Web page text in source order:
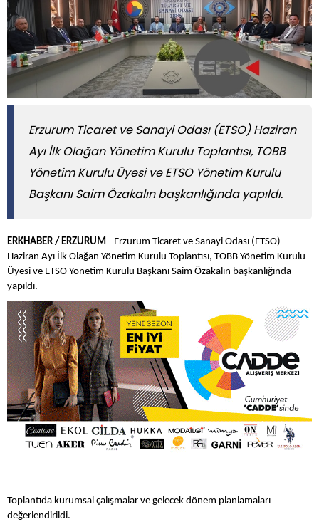
Erzurum Ticaret ve Sanayi Odası (ETSO) Haziran
Ayı İlk Olağan Yönetim Kurulu Toplantısı, TOBB
Yönetim Kurulu Üyesi ve ETSO Yönetim Kurulu
Başkanı Saim Özakalın başkanlığında yapıldı.
ERKHABER / ERZURUM - Erzurum Ticaret ve Sanayi Odası (ETSO)
Haziran Ayı İlk Olağan Yönetim Kurulu Toplantısı, TOBB Yönetim Kurulu
Üyesi ve ETSO Yönetim Kurulu Başkanı Saim Özakalın başkanlığında
yapıldı.
Toplantıda kurumsal çalışmalar ve gelecek dönem planlamaları
değerlendirildi.